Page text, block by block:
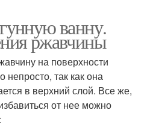
ванну.
ржавчины
на поверхности
непросто, так как она
в верхний слой. Все же,
от нее можно